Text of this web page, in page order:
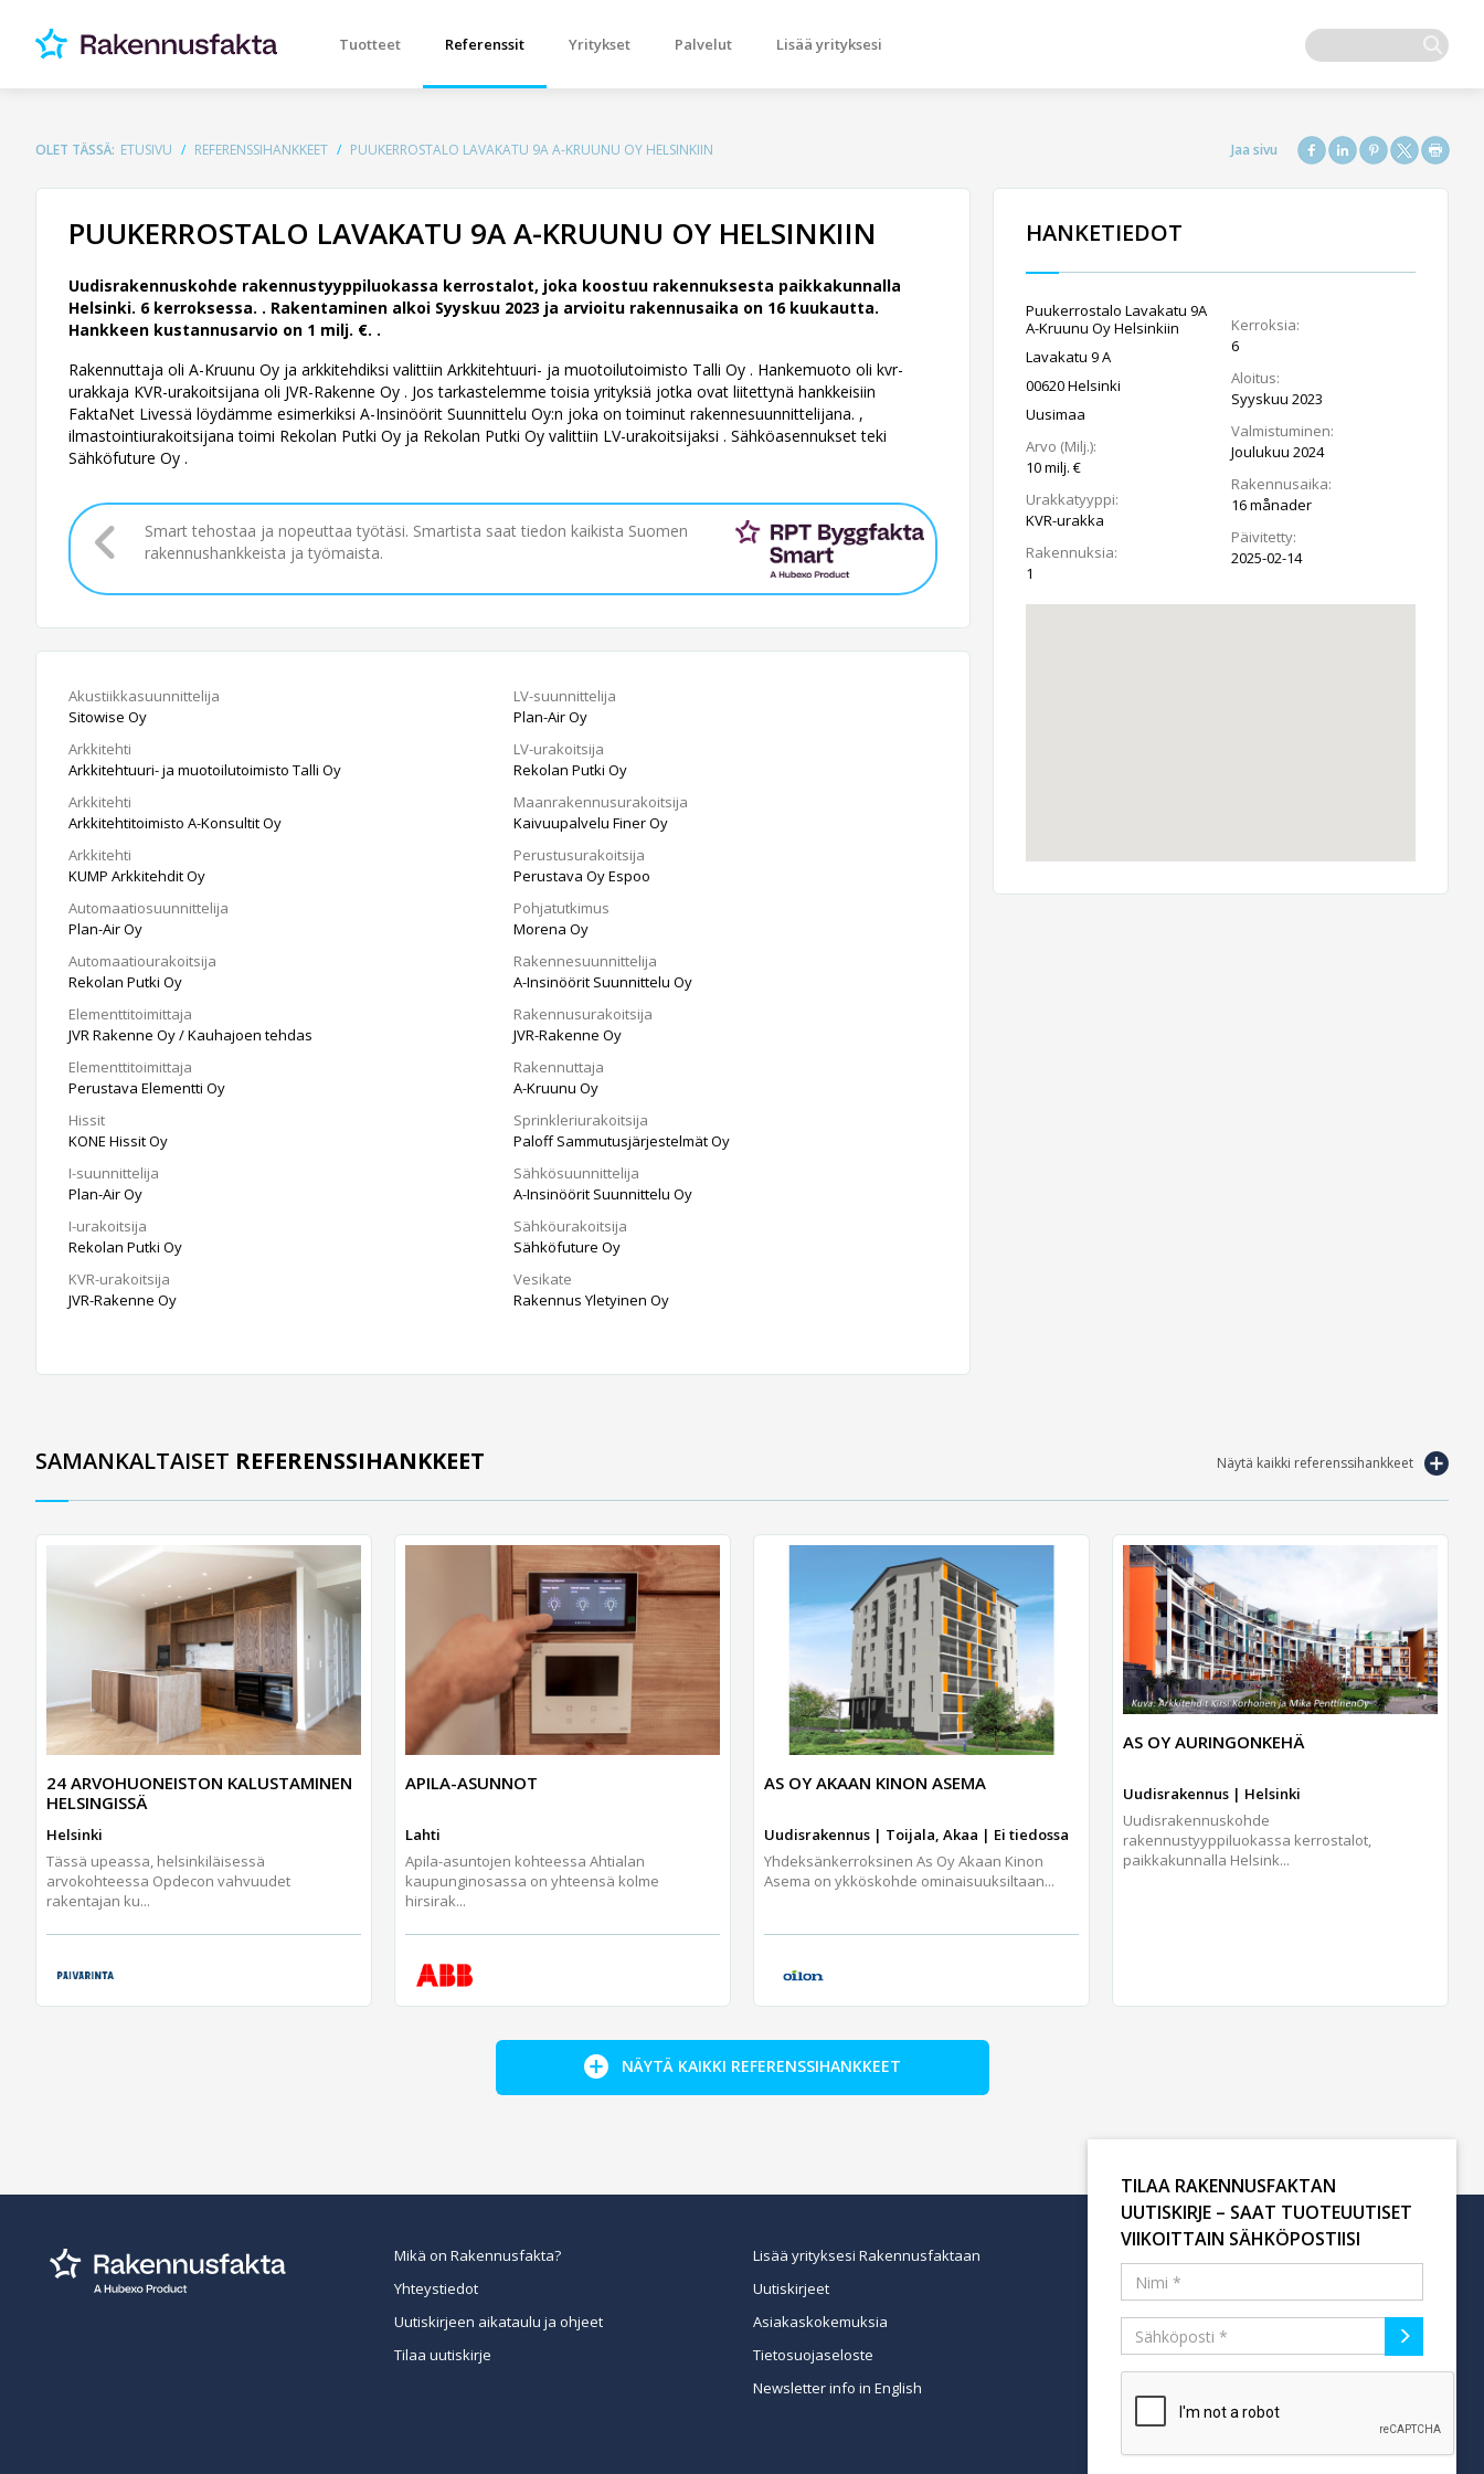
Tuotteet Referenssit Yritykset Palvelut Lisää yrityksesi
OLET TÄSSÄ: ETUSIVU REFERENSSIHANKKEET PUUKERROSTALO LAVAKATU 9A A-KRUUNU OY HELSINKIIN
PUUKERROSTALO LAVAKATU 9A A-KRUUNU OY HELSINKIIN
Uudisrakennuskohde rakennustyyppiluokassa kerrostalot, joka koostuu rakennuksesta paikkakunnalla
Helsinki. 6 kerroksessa. . Rakentaminen alkoi Syyskuu 2023 ja arvioitu rakennusaika on 16 kuukautta.
Hankkeen kustannusarvio on 1 milj. €. .
Rakennuttaja oli A-Kruunu Oy ja arkkitehdiksi valittiin Arkkitehtuuri- ja muotoilutoimisto Talli Oy . Hankemuoto oli kvr-
urakkaja KVR-urakoitsijana oli JVR-Rakenne Oy . Jos tarkastelemme toisia yrityksiä jotka ovat liitettynä hankkeisiin
FaktaNet Livessä löydämme esimerkiksi A-Insinöörit Suunnittelu Oy:n joka on toiminut rakennesuunnittelijana. ,
ilmastointiurakoitsijana toimi Rekolan Putki Oy ja Rekolan Putki Oy valittiin LV-urakoitsijaksi . Sähköasennukset teki
Sähköfuture Oy .
Smart tehostaa ja nopeuttaa työtäsi. Smartista saat tiedon kaikista Suomen
rakennushankkeista ja työmaista.
Akustiikkasuunnittelija
Sitowise Oy
Arkkitehti
Arkkitehtuuri- ja muotoilutoimisto Talli Oy
Arkkitehti
Arkkitehtitoimisto A-Konsultit Oy
Arkkitehti
KUMP Arkkitehdit Oy
Automaatiosuunnittelija
Plan-Air Oy
Automaatiourakoitsija
Rekolan Putki Oy
Elementtitoimittaja
JVR Rakenne Oy / Kauhajoen tehdas
Elementtitoimittaja
Perustava Elementti Oy
Hissit
KONE Hissit Oy
I-suunnittelija
Plan-Air Oy
I-urakoitsija
Rekolan Putki Oy
KVR-urakoitsija
JVR-Rakenne Oy
LV-suunnittelija
Plan-Air Oy
LV-urakoitsija
Rekolan Putki Oy
Maanrakennusurakoitsija
Kaivuupalvelu Finer Oy
Perustusurakoitsija
Perustava Oy Espoo
Pohjatutkimus
Morena Oy
Rakennesuunnittelija
A-Insinöörit Suunnittelu Oy
Rakennusurakoitsija
JVR-Rakenne Oy
Rakennuttaja
A-Kruunu Oy
Sprinkleriurakoitsija
Paloff Sammutusjärjestelmät Oy
Sähkösuunnittelija
A-Insinöörit Suunnittelu Oy
Sähköurakoitsija
Sähköfuture Oy
Vesikate
Rakennus Yletyinen Oy
HANKETIEDOT
Puukerrostalo Lavakatu 9A
A-Kruunu Oy Helsinkiin
Lavakatu 9 A
00620 Helsinki
Uusimaa
Arvo (Milj.):
10 milj. €
Urakkatyyppi:
KVR-urakka
Rakennuksia:
1
Kerroksia:
6
Aloitus:
Syyskuu 2023
Valmistuminen:
Joulukuu 2024
Rakennusaika:
16 månader
Päivitetty:
2025-02-14
Näytä kaikki referenssihankkeet
SAMANKALTAISET REFERENSSIHANKKEET
24 ARVOHUONEISTON KALUSTAMINEN
HELSINGISSÄ
Helsinki
Tässä upeassa, helsinkiläisessä
arvokohteessa Opdecon vahvuudet
rakentajan ku...
APILA-ASUNNOT
Lahti
Apila-asuntojen kohteessa Ahtialan
kaupunginosassa on yhteensä kolme
hirsirak...
AS OY AKAAN KINON ASEMA
Uudisrakennus | Toijala, Akaa | Ei tiedossa
Yhdeksänkerroksinen As Oy Akaan Kinon
Asema on ykköskohde ominaisuuksiltaan...
AS OY AURINGONKEHÄ
Uudisrakennus | Helsinki
Uudisrakennuskohde
rakennustyyppiluokassa kerrostalot,
paikkakunnalla Helsink...
NÄYTÄ KAIKKI REFERENSSIHANKKEET
Mikä on Rakennusfakta?
Yhteystiedot
Uutiskirjeen aikataulu ja ohjeet
Tilaa uutiskirje
Lisää yrityksesi Rakennusfaktaan
Uutiskirjeet
Asiakaskokemuksia
Tietosuojaseloste
Newsletter info in English
TILAA RAKENNUSFAKTAN
UUTISKIRJE – SAAT TUOTEUUTISET
VIIKOITTAIN SÄHKÖPOSTIISI